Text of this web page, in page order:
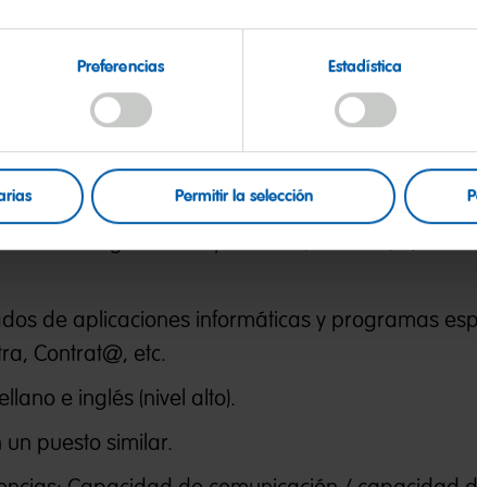
Preferencias Estadística
Permitir la selección
de ti:
imprescindible tener titulación universitaria en
Trabajo, Empresariales o equivalente.
de gestión de personal (nóminas, IT,
de aplicaciones informáticas y programas
Contrat@, etc.
e inglés (nivel alto).
puesto similar.